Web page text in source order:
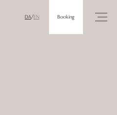
DA/EN Booking